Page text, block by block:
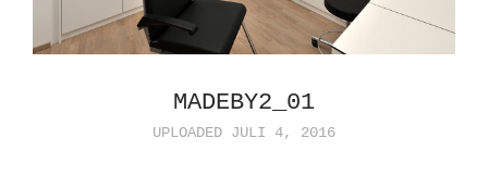
MADEBY2_01
UPLOADED JULI 4, 2016